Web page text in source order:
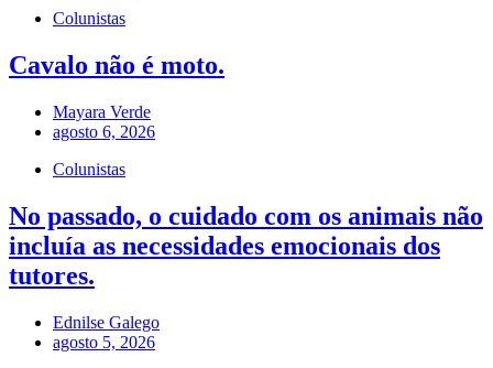
Colunistas
Cavalo não é moto.
Mayara Verde
agosto 6, 2026
Colunistas
No passado, o cuidado com os animais não
incluía as necessidades emocionais dos
tutores.
Ednilse Galego
agosto 5, 2026